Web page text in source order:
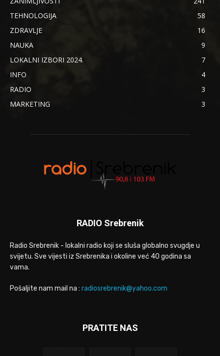
TEHNOLOGIJA
58
ZDRAVLJE
16
NAUKA
9
LOKALNI IZBORI 2024.
7
INFO
4
RADIO
3
MARKETING
3
RADIO Srebrenik
Radio Srebrenik - lokalni radio koji se sluša globalno svugdje u
svijetu. Sve vijesti iz Srebrenika i okoline već 40 godina sa
vama.
Pošaljite nam mail na : radiosrebrenik@yahoo.com
PRATITE NAS